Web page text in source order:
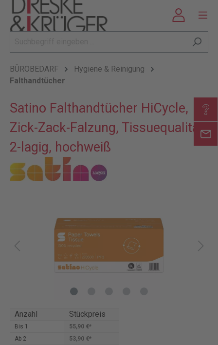
BÜROBEDARF
Hygiene & Reinigung
Falthandtücher
Satino Falthandtücher HiCycle,
Zick-Zack-Falzung, Tissuequalität,
2-lagig, hochweiß
Anzahl Stückpreis
Bis 1
55,90 €*
Ab 2
53,90 €*